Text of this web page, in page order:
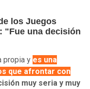
los Juegos
"Fue una decisión
propia y es una
que afrontar con
muy seria y muy